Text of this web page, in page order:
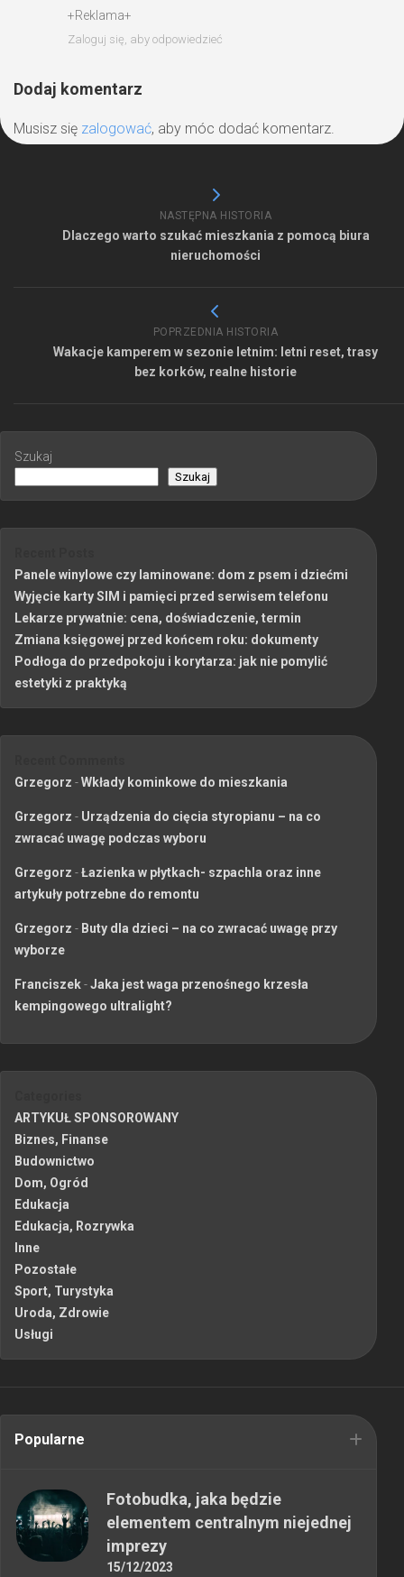
+Reklama+
Zaloguj się, aby odpowiedzieć
Dodaj komentarz
Musisz się zalogować, aby móc dodać komentarz.
NASTĘPNA HISTORIA
Dlaczego warto szukać mieszkania z pomocą biura
nieruchomości
POPRZEDNIA HISTORIA
Wakacje kamperem w sezonie letnim: letni reset, trasy
bez korków, realne historie
Szukaj
Szukaj
Panele winylowe czy laminowane: dom z psem i dziećmi
Wyjęcie karty SIM i pamięci przed serwisem telefonu
Lekarze prywatnie: cena, doświadczenie, termin
Zmiana księgowej przed końcem roku: dokumenty
Podłoga do przedpokoju i korytarza: jak nie pomylić
estetyki z praktyką
Grzegorz -Wkłady kominkowe do mieszkania
Grzegorz - Urządzenia do cięcia styropianu – na co
zwracać uwagę podczas wyboru
Grzegorz -Łazienka w płytkach- szpachla oraz inne
artykuły potrzebne do remontu
Grzegorz - Buty dla dzieci – na co zwracać uwagę przy
wyborze
Franciszek-Jaka jest waga przenośnego krzesła
kempingowego ultralight?
ARTYKUŁ SPONSOROWANY
Biznes, Finanse
Budownictwo
Dom, Ogród
Edukacja
Edukacja, Rozrywka
Inne
Pozostałe
Sport, Turystyka
Uroda, Zdrowie
Usługi
Popularne
Fotobudka, jaka będzie
elementem centralnym niejednej
imprezy
15/12/2023